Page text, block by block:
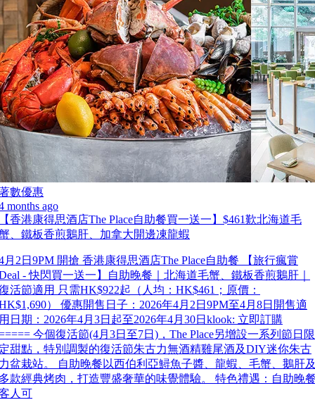
數優惠
months ago
香港康得思酒店The Place自助餐買一送一】$461歎北海道毛
、鐵板香煎鵝肝、加拿大開邊凍龍蝦
月2日9PM 開搶 香港康得思酒店The Place自助餐 【旅行瘋賞
- 快閃買一送一】自助晚餐｜北海道毛蟹、鐵板香煎鵝肝｜
活節適用 只需HK$922起（人均：HK$461；原價：
） 優惠開售日子：2026年4月2日9PM至4月8日開售適
日期：2026年4月3日起至2026年4月30日klook: 立即訂購
今個復活節(4月3日至7日)，The Place另增設一系列節日限
甜點，特別調製的復活節朱古力無酒精雞尾酒及DIY迷你朱古
盆栽站。 自助晚餐以西伯利亞鱘魚子醬、龍蝦、毛蟹、鵝肝
款經典烤肉，打造豐盛奢華的味覺體驗。 特色禮遇：自助晚
人可